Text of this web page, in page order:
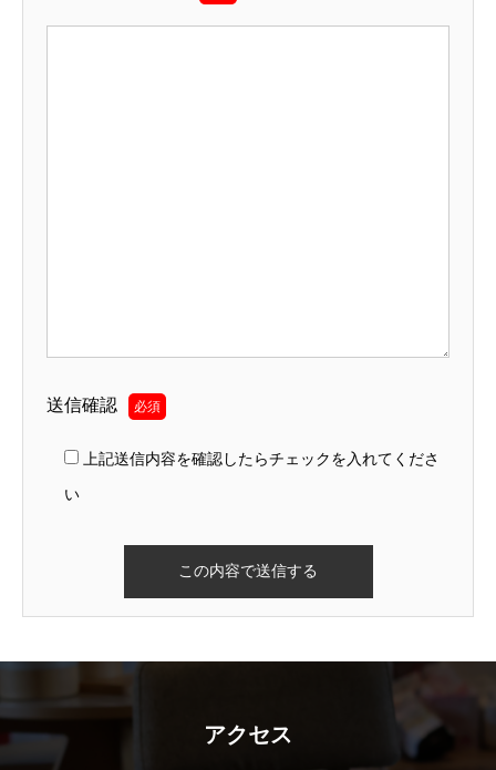
送信確認 必須
上記送信内容を確認したらチェックを入れてくださ
い
アクセス